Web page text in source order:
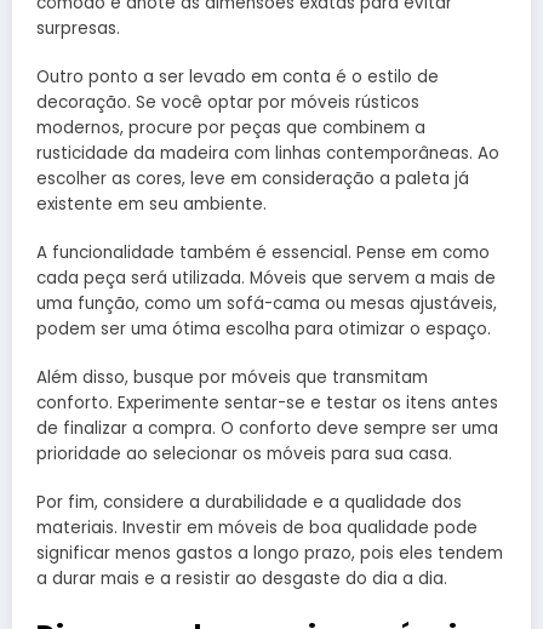
surpresas.
Outro ponto a ser levado em conta é o estilo de
decoração. Se você optar por móveis rústicos
modernos, procure por peças que combinem a
rusticidade da madeira com linhas contemporâneas. Ao
escolher as cores, leve em consideração a paleta já
existente em seu ambiente.
A funcionalidade também é essencial. Pense em como
cada peça será utilizada. Móveis que servem a mais de
uma função, como um sofá-cama ou mesas ajustáveis,
podem ser uma ótima escolha para otimizar o espaço.
Além disso, busque por móveis que transmitam
conforto. Experimente sentar-se e testar os itens antes
de finalizar a compra. O conforto deve sempre ser uma
prioridade ao selecionar os móveis para sua casa.
Por fim, considere a durabilidade e a qualidade dos
materiais. Investir em móveis de boa qualidade pode
significar menos gastos a longo prazo, pois eles tendem
a durar mais e a resistir ao desgaste do dia a dia.